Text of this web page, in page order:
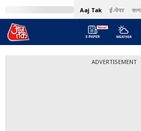
Aaj Tak ई-पेपर বাংলা
ADVERTISEMENT